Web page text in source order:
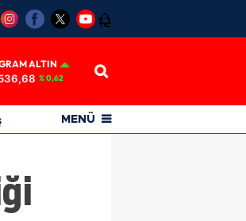
12
ALTIN
% 0,62
MENÜ